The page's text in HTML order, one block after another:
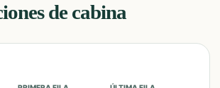
de cabina